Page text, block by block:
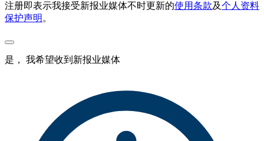
注册即表示我接受新报业媒体不时更新的使用条款及个人资料
保护声明 。
是， 我希望收到新报业媒体